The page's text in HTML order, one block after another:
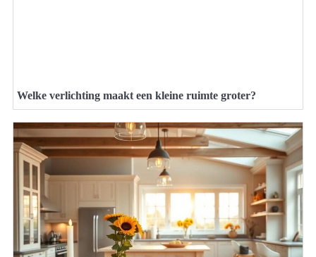
Welke verlichting maakt een kleine ruimte groter?